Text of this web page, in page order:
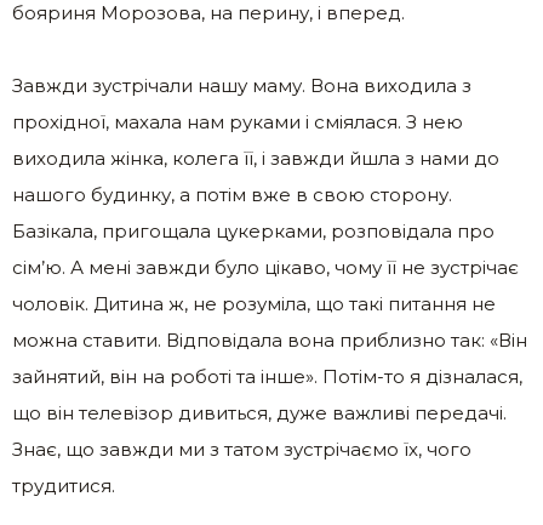
бояриня Морозова, на перину, і вперед.
Завжди зустрічали нашу маму. Вона виходила з
прохідної, махала нам руками і сміялася. З нею
виходила жінка, колега її, і завжди йшла з нами до
нашого будинку, а потім вже в свою сторону.
Базікала, пригощала цукерками, розповідала про
сім’ю. А мені завжди було цікаво, чому її не зустрічає
чоловік. Дитина ж, не розуміла, що такі питання не
можна ставити. Відповідала вона приблизно так: «Він
зайнятий, він на роботі та інше». Потім-то я дізналася,
що він телевізор дивиться, дуже важливі передачі.
Знає, що завжди ми з татом зустрічаємо їх, чого
трудитися.